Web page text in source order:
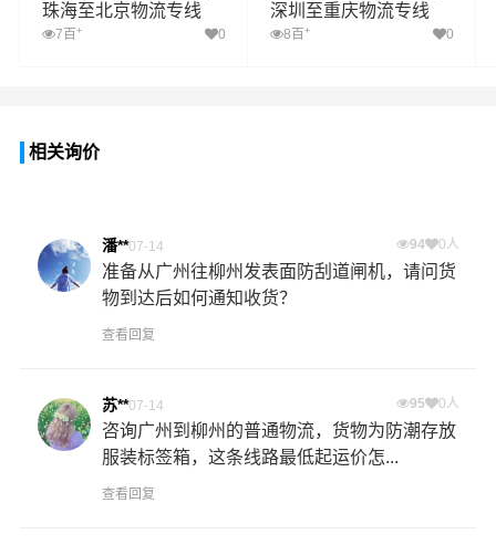
珠海至北京物流专线
7百 + 0
深圳至重庆物流专线
8百 + 0
相关询价
潘**07-14 94 0人
准备从广州往柳州发表面防刮道闸机，请问货
物到达后如何通知收货？
查看回复
苏**07-14 95 0人
咨询广州到柳州的普通物流，货物为防潮存放
服装标签箱，这条线路最低起运价怎...
查看回复